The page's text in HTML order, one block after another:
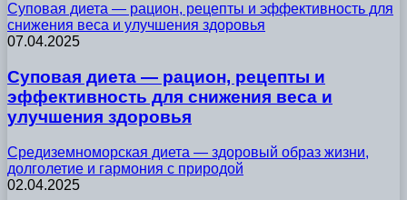
Суповая диета — рацион, рецепты и эффективность для
снижения веса и улучшения здоровья
07.04.2025
Суповая диета — рацион, рецепты и
эффективность для снижения веса и
улучшения здоровья
Средиземноморская диета — здоровый образ жизни,
долголетие и гармония с природой
02.04.2025